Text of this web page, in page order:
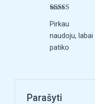
5iš 5
Pirkau
naudoju, labai
patiko
Parašyti